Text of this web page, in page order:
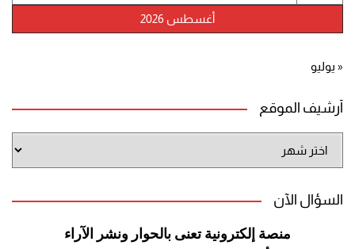
أغسطس 2026
« يوليو
أرشيف الموقع
الموقع
السؤال الآن
منصة إلكترونية تعنى بالحوار ونشر الآراء